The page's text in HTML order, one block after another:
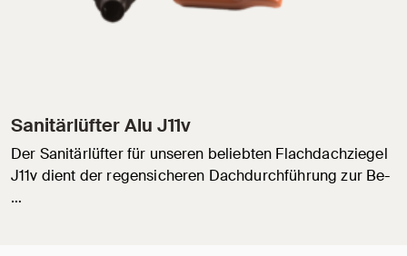
Sanitärlüfter Alu J11v
Der Sanitärlüfter für unseren beliebten Flachdachziegel
J11v dient der regensicheren Dachdurchführung zur Be-
…